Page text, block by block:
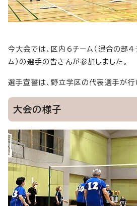
今大会では、区内6チーム（混合の部4
ム）の選手の皆さんが参加しました。
選手宣誓は、野立学区の代表選手が行
大会の様子